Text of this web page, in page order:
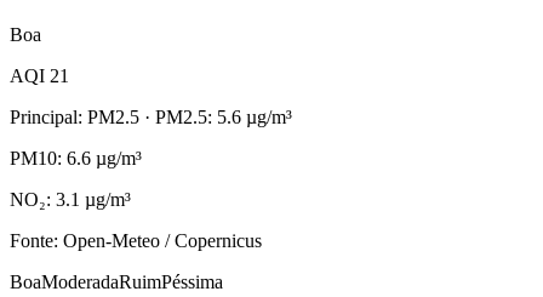
Boa
AQI 21
Principal: PM2.5 · PM2.5: 5.6 µg/m³
PM10: 6.6 µg/m³
NO₂: 3.1 µg/m³
Fonte: Open-Meteo / Copernicus
BoaModeradaRuimPéssima